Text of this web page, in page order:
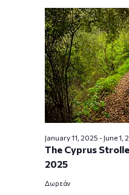
The Cyprus
2025
January 11, 2025 - June 1,
Δωρεάν